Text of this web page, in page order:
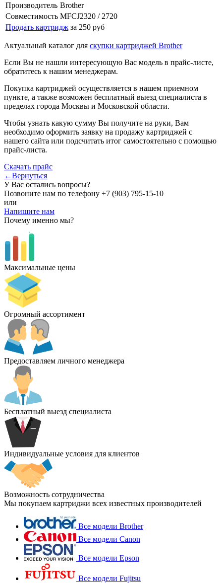
Производитель Brother
Совместимость MFCJ2320 / 2720
Продать картридж за 250 руб
Актуальный каталог для скупки картриджей Brother
Если Вы не нашли интересующую Вас модель в прайс-листе,
обратитесь к нашим менеджерам.
Покупка картриджей осуществляется в нашем приемном
пункте, а также возможен бесплатный выезд специалиста в
пределах города Москвы и Московской области.
Чтобы узнать какую сумму Вы получите на руки, Вам
необходимо оформить заявку на продажу картриджей с
нашего сайта или подсчитать итог самостоятельно с помощью
прайс-листа.
Скачать прайс
←Вернуться
У Вас остались вопросы?
Позвоните нам по телефону +7 (903) 795-15-10
или
Напишите нам
Почему именно мы?
Максимальные цены
Огромный ассортимент
Предоставляем личного менеджера
Бесплатный выезд специалиста
Индивидуальные условия для клиентов
Возможность сотрудничества
Мы покупаем картриджи всех известных производителей
Все модели Brother
Все модели Canon
Все модели Epson
Все модели Fujitsu